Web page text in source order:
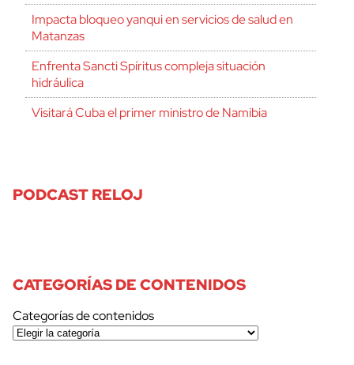
Impacta bloqueo yanqui en servicios de salud en
Matanzas
Enfrenta Sancti Spíritus compleja situación
hidráulica
Visitará Cuba el primer ministro de Namibia
PODCAST RELOJ
CATEGORÍAS DE CONTENIDOS
Categorías de contenidos